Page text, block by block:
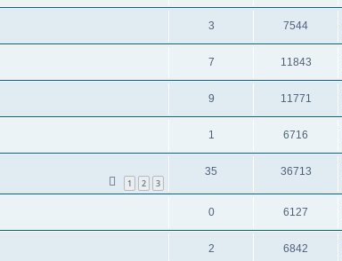
3 7544
7 11843
9 11771
1 6716
1 2 3
35 36713
0 6127
2 6842